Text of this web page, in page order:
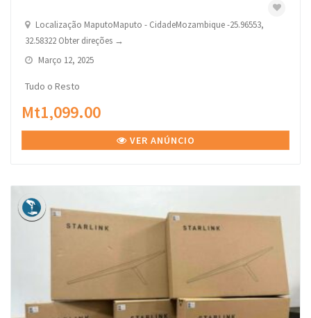
Localização MaputoMaputo - CidadeMozambique -25.96553,
32.58322 Obter direções →
Março 12, 2025
Tudo o Resto
Mt1,099.00
VER ANÚNCIO